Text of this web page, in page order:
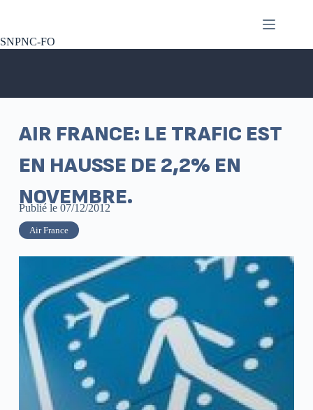
SNPNC-FO
AIR FRANCE: LE TRAFIC EST
EN HAUSSE DE 2,2% EN
NOVEMBRE.
Publié le 07/12/2012
Air France